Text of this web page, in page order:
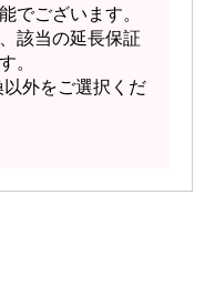
でございます。
該当の延長保証
。
外をご選択くだ